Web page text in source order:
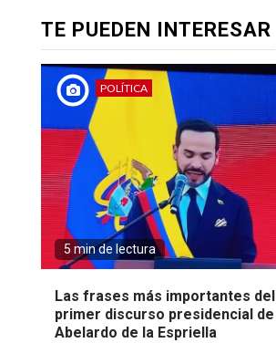
TE PUEDEN INTERESAR
POLÍTICA
5 min de lectura
Las frases más importantes del
primer discurso presidencial de
Abelardo de la Espriella